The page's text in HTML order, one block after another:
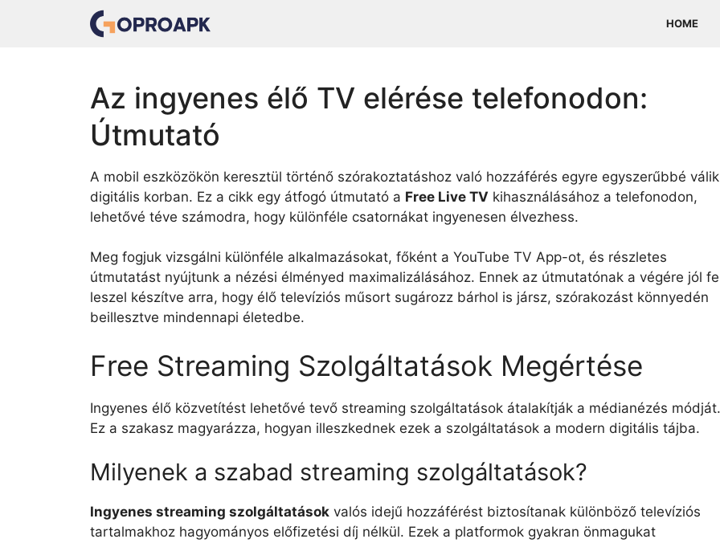
HOME
Az ingyenes élő TV elérése telefonodon:
Útmutató
A mobil eszközökön keresztül történő szórakoztatáshoz való hozzáférés egyre egyszerűbbé
digitális korban. Ez a cikk egy átfogó útmutató a Free Live TV kihasználásához a telefonodon,
lehetővé téve számodra, hogy különféle csatornákat ingyenesen élvezhess.
Meg fogjuk vizsgálni különféle alkalmazásokat, főként a YouTube TV App-ot, és részletes
útmutatást nyújtunk a nézési élményed maximalizálásához. Ennek az útmutatónak a végére jól
leszel készítve arra, hogy élő televíziós műsort sugározz bárhol is jársz, szórakozást könnyedén
beillesztve mindennapi életedbe.
Free Streaming Szolgáltatások Megértése
Ingyenes élő közvetítést lehetővé tevő streaming szolgáltatások átalakítják a médianézés módját.
Ez a szakasz magyarázza, hogyan illeszkednek ezek a szolgáltatások a modern digitális tájba.
Milyenek a szabad streaming szolgáltatások?
Ingyenes streaming szolgáltatások valós idejű hozzáférést biztosítanak különböző televíziós
tartalmakhoz hagyományos előfizetési díj nélkül. Ezek a platformok gyakran önmagukat